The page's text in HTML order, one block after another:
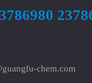
chem.com